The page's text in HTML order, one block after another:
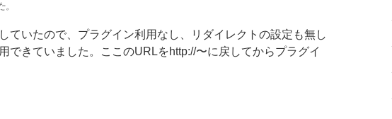
ていたので、プラグイン利用なし、リダイレクトの設定も無し
できていました。ここのURLをhttp://〜に戻してからプラグイ